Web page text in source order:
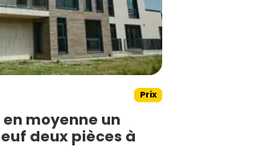
Prix
moyenne un
deux pièces à